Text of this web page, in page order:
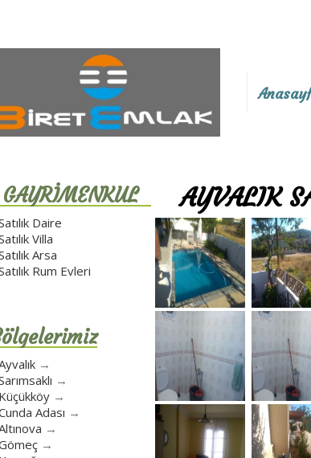
GAYRİMENKUL
REHBERİ
Daire
Villa
Arsa
Rum Evleri
→
→
Küçükköy →
Adası →
→
→
AYVALIK